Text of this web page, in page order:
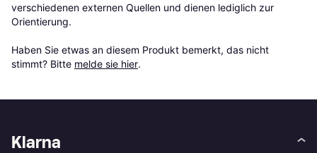
verschiedenen externen Quellen und dienen lediglich zur
Orientierung.
Haben Sie etwas an diesem Produkt bemerkt, das nicht
stimmt? Bitte melde sie hier.
Klarna